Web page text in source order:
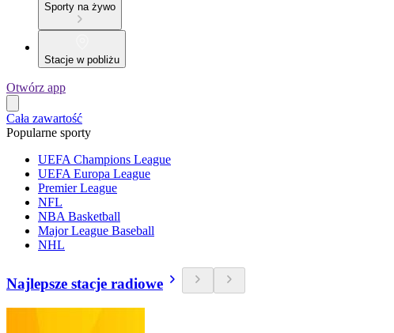
Sporty na żywo
Stacje w pobliżu
Otwórz app
Cała zawartość
Popularne sporty
UEFA Champions League
UEFA Europa League
Premier League
NFL
NBA Basketball
Major League Baseball
NHL
Najlepsze stacje radiowe